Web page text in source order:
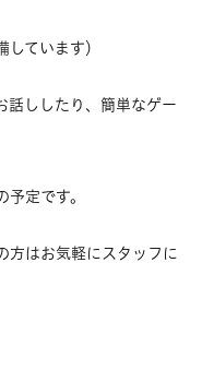
ています）
話ししたり、簡単なゲー
定です。
方はお気軽にスタッフに